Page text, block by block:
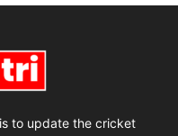
to update the cricket